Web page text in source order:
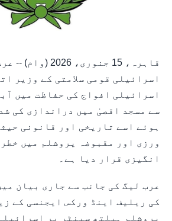
قاہرہ، 15 جنوری،
اسرائیلی قومی سلامتی کے وزیر
اسرائیلی افواج کی حفاظت میں
سے مسجد اقصیٰ میں دراندازی کی
ہوئے اسے تاریخی اور قانونی
ورزی اور مقبوضہ یروشلم میں
انگیزی قرار دیا ہے۔
عرب لیگ کی جانب سے جاری بیان
کی ریلیف اینڈ ورکس ایجنسی کے
یروشلم ہیلتھ سینٹر پر